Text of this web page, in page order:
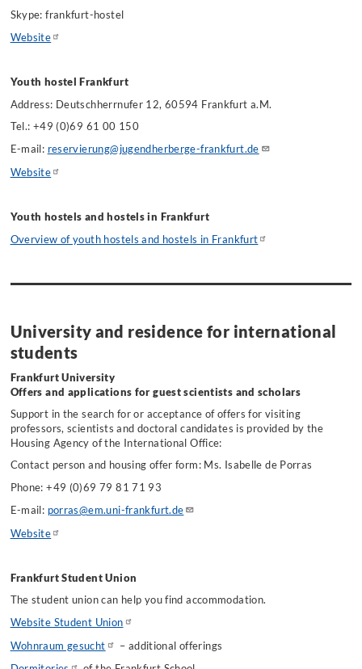
Skype: frankfurt-hostel
Website
Youth hostel Frankfurt
Address: Deutschherrnufer 12, 60594 Frankfurt a.M.
Tel.: +49 (0)69 61 00 150
E-mail: reservierung@jugendherberge-frankfurt.de
Website
Youth hostels and hostels in Frankfurt
Overview of youth hostels and hostels in Frankfurt
University and residence for international
students
Frankfurt University
Offers and applications for guest scientists and scholars
Support in the search for or acceptance of offers for visiting
professors, scientists and doctoral candidates is provided by the
Housing Agency of the International Office:
Contact person and housing offer form: Ms. Isabelle de Porras
Phone: +49 (0)69 79 81 71 93
E-mail: porras@em.uni-frankfurt.de
Website
Frankfurt Student Union
The student union can help you find accommodation.
Website Student Union
Wohnraum gesucht
– additional offerings